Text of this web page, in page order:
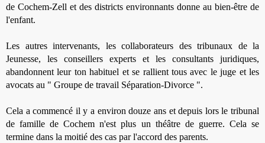
de Cochem-Zell et des districts environnants donne au bien-être de
l'enfant.
Les autres intervenants, les collaborateurs des tribunaux de la
Jeunesse, les conseillers experts et les consultants juridiques,
abandonnent leur ton habituel et se rallient tous avec le juge et les
avocats au " Groupe de travail Séparation-Divorce ".
Cela a commencé il y a environ douze ans et depuis lors le tribunal
de famille de Cochem n'est plus un théâtre de guerre. Cela se
termine dans la moitié des cas par l'accord des parents.